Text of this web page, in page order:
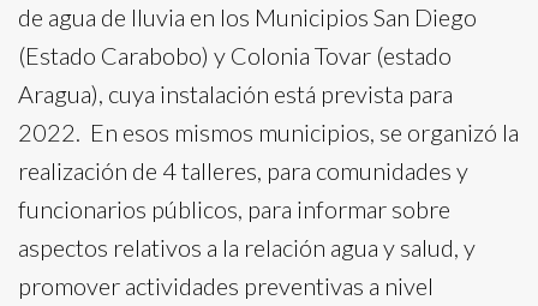
de agua de lluvia en los Municipios San Diego
(Estado Carabobo) y Colonia Tovar (estado
Aragua), cuya instalación está prevista para
2022. En esos mismos municipios, se organizó la
realización de 4 talleres, para comunidades y
funcionarios públicos, para informar sobre
aspectos relativos a la relación agua y salud, y
promover actividades preventivas a nivel